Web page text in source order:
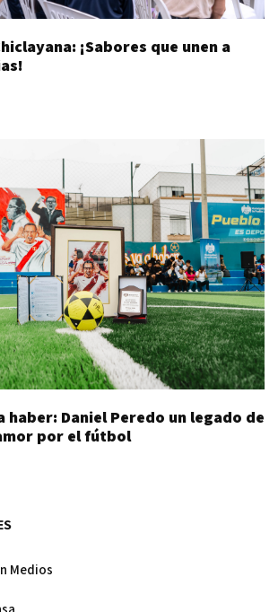
¡Sabores que unen a
haber: Daniel Peredo un legado de
por el fútbol
Medios